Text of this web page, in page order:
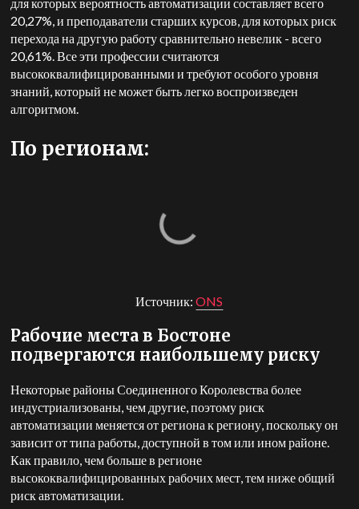
20,27%, и преподаватели старших курсов, для которых риск
перехода на другую работу сравнительно невелик - всего
20,61%. Все эти профессии считаются
высококвалифицированными и требуют особого уровня
знаний, который не может быть легко воспроизведен
алгоритмом.
По регионам:
Источник:ONS
Рабочие места в Бостоне
подвергаются наибольшему риску
Некоторые районы Соединенного Королевства более
индустриализованы, чем другие, поэтому риск
автоматизации меняется от региона к региону, поскольку он
зависит от типа работы, доступной в том или ином районе.
Как правило, чем больше в регионе
высококвалифицированных рабочих мест, тем ниже общий
риск автоматизации.